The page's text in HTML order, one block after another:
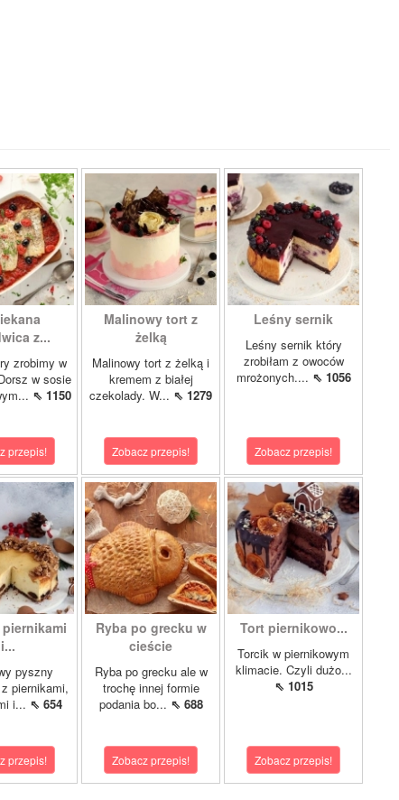
z...
zrobimy w
w sosie
⇖ 1150
przepis!
Malinowy tort z
żelką
Malinowy tort z żelką i
kremem z białej
czekolady. W... ⇖ 1279
Zobacz przepis!
Leśny sernik
Leśny sernik który
zrobiłam z owoców
mrożonych.... ⇖ 1056
Zobacz przepis!
i...
pyszny
piernikami,
i... ⇖ 654
przepis!
Ryba po grecku w
cieście
Ryba po grecku ale w
trochę innej formie
podania bo... ⇖ 688
Zobacz przepis!
Tort piernikowo...
Torcik w piernikowym
klimacie. Czyli dużo...
⇖ 1015
Zobacz przepis!